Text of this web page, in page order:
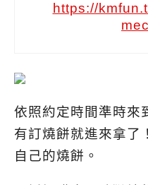
https://
依照約定時間準時來
有訂燒餅就進來拿了
自己的燒餅。